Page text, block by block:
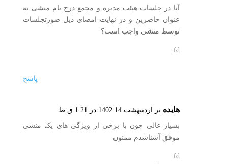
آیا در جلسات هیئت مدیره و مجمع درج نام منشی به
عنوان حاضرین و در نهایت امضای ذیل صورتجلسات
توسط منشی واجب است؟
fd
پاسخ
هایده بر اردیبهشت 14 1402 در 1:21 ق.ظ
بسیار عالی چون با برخی از ویژگی های یک منشی
موفق آشناشدم ممنون
fd